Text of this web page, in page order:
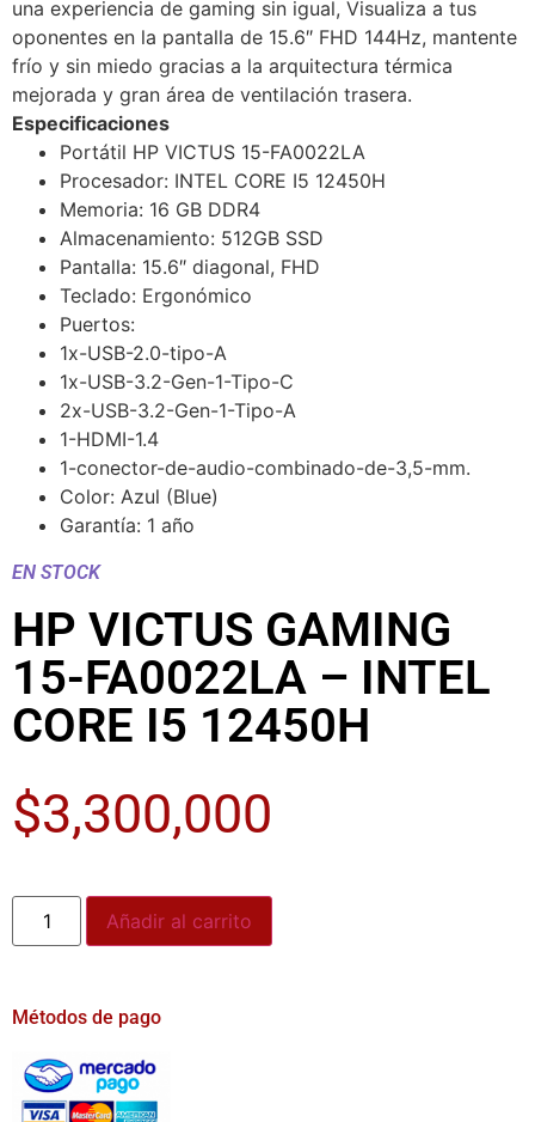
una experiencia de gaming sin igual, Visualiza a tus
oponentes en la pantalla de 15.6″ FHD 144Hz, mantente
frío y sin miedo gracias a la arquitectura térmica
mejorada y gran área de ventilación trasera.
Especificaciones
Portátil HP VICTUS 15-FA0022LA
Procesador: INTEL CORE I5 12450H
Memoria: 16 GB DDR4
Almacenamiento: 512GB SSD
Pantalla: 15.6″ diagonal, FHD
Teclado: Ergonómico
Puertos:
1x-USB-2.0-tipo-A
1x-USB-3.2-Gen-1-Tipo-C
2x-USB-3.2-Gen-1-Tipo-A
1-HDMI-1.4
1-conector-de-audio-combinado-de-3,5-mm.
Color: Azul (Blue)
Garantía: 1 año
EN STOCK
HP VICTUS GAMING
15-FA0022LA – INTEL
CORE I5 12450H
$3,300,000
Añadir al carrito
Métodos de pago